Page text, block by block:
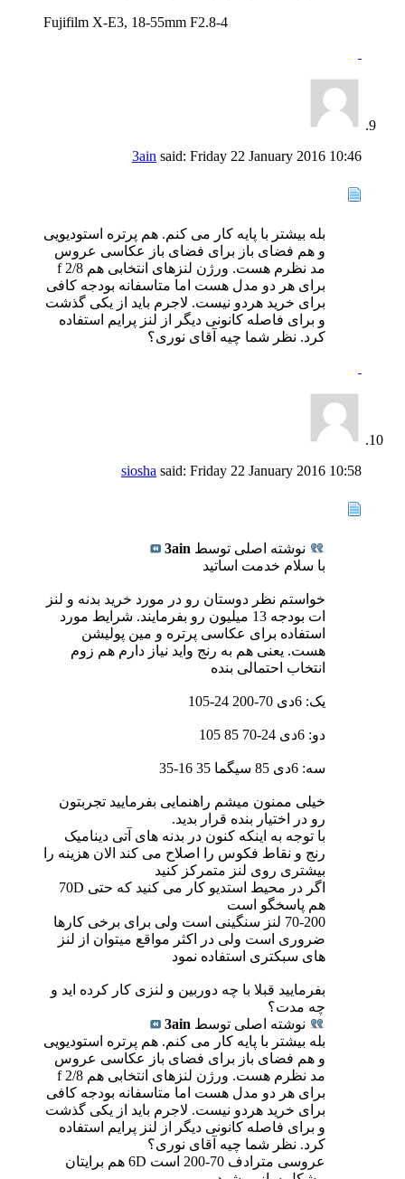
Fujifilm X-E3, 18-55mm F2.8-4
3ain said: Friday 22 January 2016 10:46
بله بیشتر با پایه کار می کنم. هم پرتره استودیویی
و هم فضای باز برای فضای باز عکاسی عروس
مد نظرم هست. ورژن لنزهای انتخابی هم f 2/8
برای هر دو مدل هست اما متاسفانه بودجه کافی
برای خرید هردو نیست. لاجرم باید از یکی گذشت
و برای فاصله کانونی دیگر از لنز پرایم استفاده
کرد. نظر شما چیه آقای نوری؟
siosha said: Friday 22 January 2016 10:58
نوشته اصلی توسط 3ain
با سلام خدمت اساتید
خواستم نظر دوستان رو در مورد خرید بدنه و لنز
ات بودجه 13 میلیون رو بفرمایند. شرایط مورد
استفاده برای عکاسی پرتره و مین پولیشن
هست. یعنی هم به رنج واید نیاز دارم هم زوم
انتخاب احتمالی بنده
یک: 6دی 70-200 24-105
دو: 6دی 24-70 85 105
سه: 6دی 85 سیگما 35 16-35
خیلی ممنون میشم راهنمایی بفرمایید تجربتون
رو در اختیار بنده قرار بدید.
با توجه به اینکه کنون در بدنه های آتی دینامیک
رنج و نقاط فکوس را اصلاح می کند الان هزینه را
بیشتری روی لنز متمرکز کنید
اگر در محیط استدیو کار می کنید که حتی 70D
هم پاسخگو است
70-200 لنز سنگینی است ولی برای برخی کارها
ضروری است ولی در اکثر مواقع میتوان از لنز
های سبکتری استفاده نمود
بفرمایید قبلا با چه دوربین و لنزی کار کرده اید و
چه مدت؟
نوشته اصلی توسط 3ain
بله بیشتر با پایه کار می کنم. هم پرتره استودیویی
و هم فضای باز برای فضای باز عکاسی عروس
مد نظرم هست. ورژن لنزهای انتخابی هم f 2/8
برای هر دو مدل هست اما متاسفانه بودجه کافی
برای خرید هردو نیست. لاجرم باید از یکی گذشت
و برای فاصله کانونی دیگر از لنز پرایم استفاده
کرد. نظر شما چیه آقای نوری؟
عروسی مترادف 70-200 است 6D هم برایتان